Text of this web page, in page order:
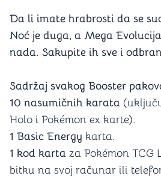
Da li imate hrabrosti da se
Noć je duga, a Mega
nada. Sakupite ih sve i
Sadržaj svakog Booster
10 nasumičnih karata
Holo i Pokémon ex karte).
1 Basic Energy karta.
1 kod karta za Pokémon TCG
bitku na svoj računar ili